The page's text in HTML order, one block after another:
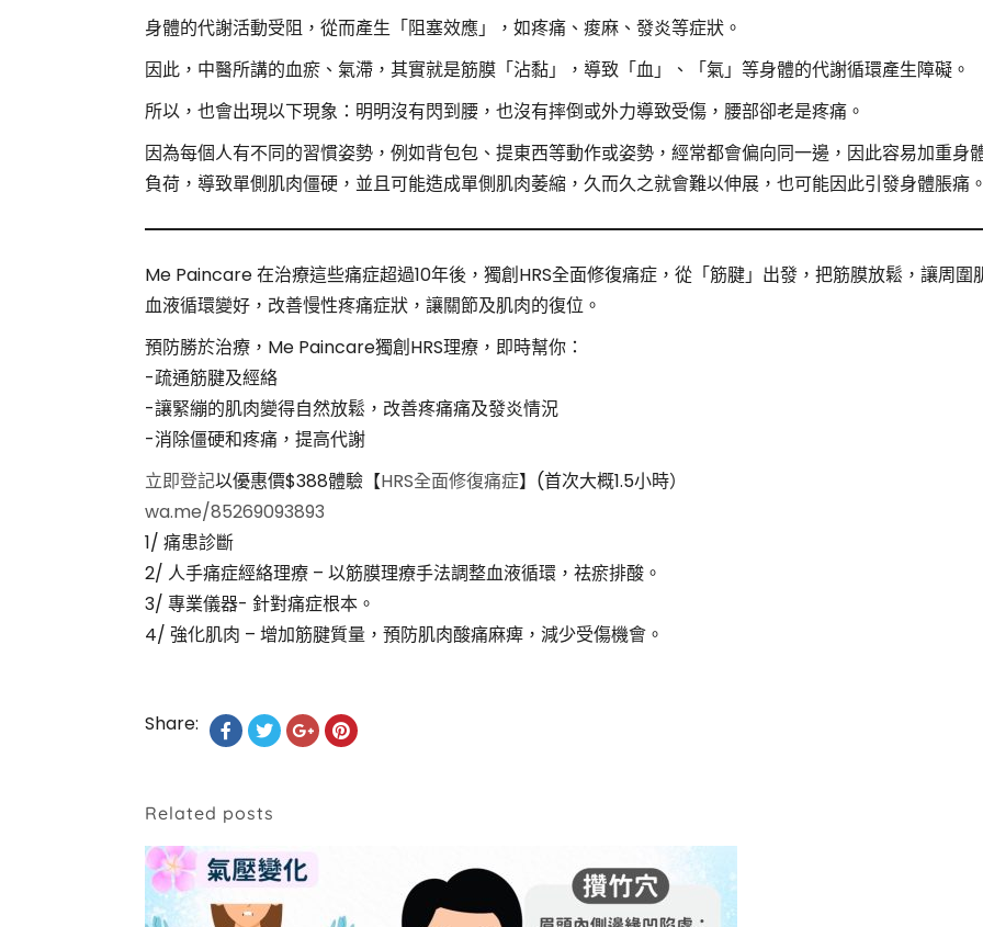
身體的代謝活動受阻，從而產生「阻塞效應」，如疼痛、痠麻、發炎等症狀。
因此，中醫所講的血瘀、氣滯，其實就是筋膜「沾黏」，導致「血」、「氣」等身體的代謝循環產生障礙。
所以，也會出現以下現象：明明沒有閃到腰，也沒有摔倒或外力導致受傷，腰部卻老是疼痛。
因為每個人有不同的習慣姿勢，例如背包包、提東西等動作或姿勢，經常都會偏向同一邊，因此容易加重身
負荷，導致單側肌肉僵硬，並且可能造成單側肌肉萎縮，久而久之就會難以伸展，也可能因此引發身體脹痛
Me Paincare 在治療這些痛症超過10年後，獨創HRS全面修復痛症，從「筋腱」出發，把筋膜放鬆，讓周圍
血液循環變好，改善慢性疼痛症狀，讓關節及肌肉的復位。
預防勝於治療，Me Paincare獨創HRS理療，即時幫你：
-疏通筋腱及經絡
-讓緊繃的肌肉變得自然放鬆，改善疼痛痛及發炎情況
-消除僵硬和疼痛，提高代謝
立即登記以優惠價$388體驗【HRS全面修復痛症】(首次大概1.5小時）
wa.me/85269093893
1/ 痛患診斷
2/ 人手痛症經絡理療 – 以筋膜理療手法調整血液循環，祛瘀排酸。
3/ 專業儀器- 針對痛症根本。
4/ 強化肌肉 – 增加筋腱質量，預防肌肉酸痛麻痺，減少受傷機會。
Share:
Related posts